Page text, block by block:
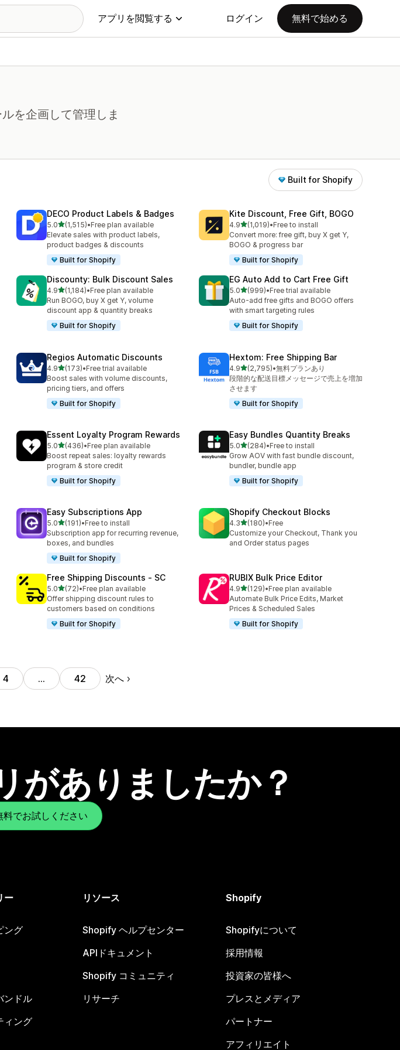
アプリを閲覧する ログイン 無料で始める
を企画して管理しま
Built for Shopify
DECO Product Labels & Badges
5.05つ星中
(1,515)
合計レビュー数：1515件
•Free plan available
Elevate sales with product labels,
product badges & discounts
Built for Shopify
Kite Discount, Free Gift, BOGO
4.95つ星中
(1,019)
合計レビュー数：1019件
•Free to install
Convert more: free gift, buy X get Y,
BOGO & progress bar
Built for Shopify
Discounty: Bulk Discount Sales
4.95つ星中
(1,184)
合計レビュー数：1184件
•Free plan available
Run BOGO, buy X get Y, volume
discount app & quantity breaks
Built for Shopify
EG Auto Add to Cart Free Gift
5.05つ星中
(999)
合計レビュー数：999件
•Free trial available
Auto-add free gifts and BOGO offers
with smart targeting rules
Built for Shopify
Regios Automatic Discounts
4.95つ星中
(173)
合計レビュー数：173件
•Free trial available
Boost sales with volume discounts,
pricing tiers, and offers
Built for Shopify
Hextom: Free Shipping Bar
4.95つ星中
(2,795)
合計レビュー数：2795件
•無料プランあり
段階的な配送目標メッセージで売上を増加
させます
Built for Shopify
Essent Loyalty Program Rewards
5.05つ星中
(436)
合計レビュー数：436件
•Free plan available
Boost repeat sales: loyalty rewards
program & store credit
Built for Shopify
Easy Bundles Quantity Breaks
5.05つ星中
(284)
合計レビュー数：284件
•Free to install
Grow AOV with fast bundle discount,
bundler, bundle app
Built for Shopify
Easy Subscriptions App
5.05つ星中
(191)
合計レビュー数：191件
•Free to install
Subscription app for recurring revenue,
boxes, and bundles
Built for Shopify
Shopify Checkout Blocks
4.35つ星中
(180)
合計レビュー数：180件
•Free
Customize your Checkout, Thank you
and Order status pages
Free Shipping Discounts ‑ SC
5.05つ星中
(72)
合計レビュー数：72件
•Free plan available
Offer shipping discount rules to
customers based on conditions
Built for Shopify
RUBIX Bulk Price Editor
4.95つ星中
(129)
合計レビュー数：129件
•Free plan available
Automate Bulk Price Edits, Market
Prices & Scheduled Sales
Built for Shopify
4 … 42 次へ
がありましたか？
でお試しください
ー
ング
ンドル
ィング
リソース
Shopify ヘルプセンター
APIドキュメント
Shopify コミュニティ
リサーチ
Shopify
Shopifyについて
採用情報
投資家の皆様へ
プレスとメディア
パートナー
アフィリエイト